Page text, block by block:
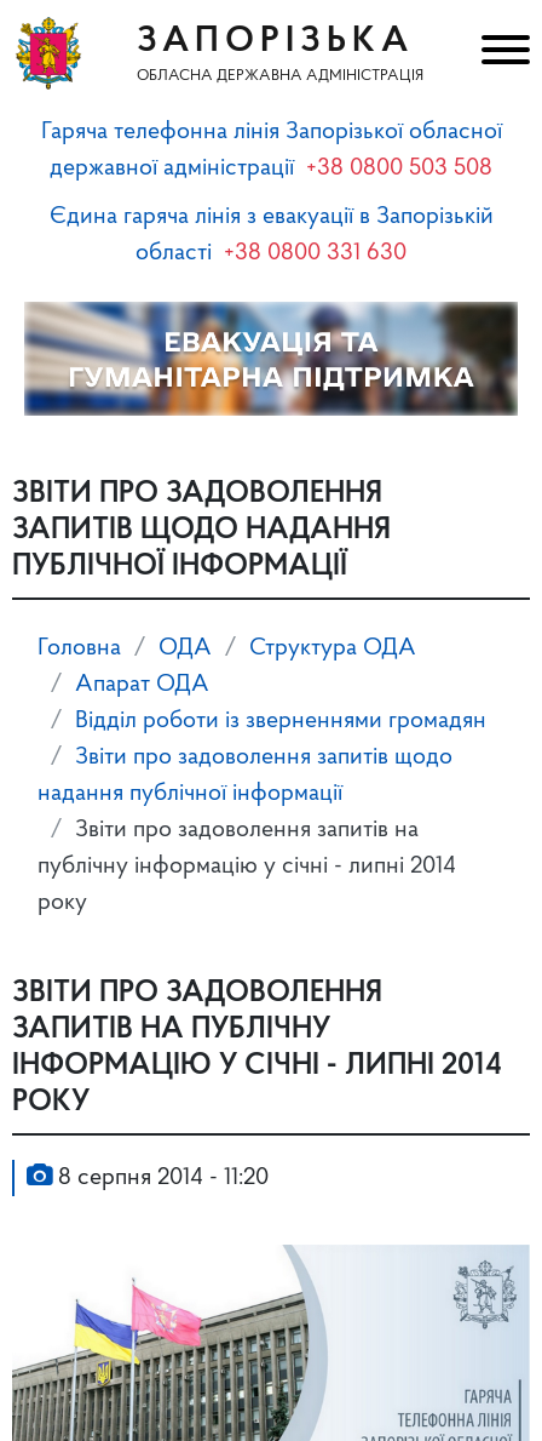
ЗАПОРІЗЬКА
ОБЛАСНА ДЕРЖАВНА АДМІНІСТРАЦІЯ
Гаряча телефонна лінія Запорізької обласної
державної адміністрації +38 0800 503 508
Єдина гаряча лінія з евакуації в Запорізькій
області +38 0800 331 630
ЗВІТИ ПРО ЗАДОВОЛЕННЯ
ЗАПИТІВ ЩОДО НАДАННЯ
ПУБЛІЧНОЇ ІНФОРМАЦІЇ
Головна ОДА
Структура ОДА
Апарат ОДА
Відділ роботи із зверненнями громадян
Звіти про задоволення запитів щодо
надання публічної інформації
Звіти про задоволення запитів на
публічну інформацію у січні - липні 2014
року
ЗВІТИ ПРО ЗАДОВОЛЕННЯ
ЗАПИТІВ НА ПУБЛІЧНУ
ІНФОРМАЦІЮ У СІЧНІ - ЛИПНІ 2014
РОКУ
8 серпня 2014 - 11:20